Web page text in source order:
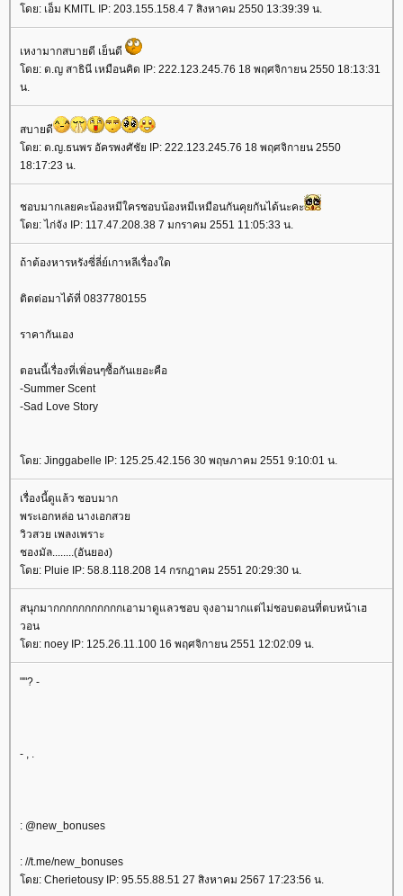
โดย: เอ็ม KMITL IP: 203.155.158.4 7 สิงหาคม 2550 13:39:39 น.
เหงามากสบายดี เย็นดี
โดย: ด.ญ สาธินี เหมือนคิด IP: 222.123.245.76 18 พฤศจิกายน 2550 18:13:31
น.
สบายดี
โดย: ด.ญ.ธนพร อัครพงศัชัย IP: 222.123.245.76 18 พฤศจิกายน 2550
18:17:23 น.
ชอบมากเลยคะน้องหมีใครชอบน้องหมีเหมือนกันคุยกันได้นะคะ
โดย: ไก่จัง IP: 117.47.208.38 7 มกราคม 2551 11:05:33 น.
ถ้าต้องหารหรังซี่ลี่ย์เกาหลีเรื่องใด
ติดต่อมาได้ที่ 0837780155
ราคากันเอง
ตอนนี้เรื่องที่เพิ่อนๆซื้อกันเยอะคือ
-Summer Scent
-Sad Love Story
โดย: Jinggabelle IP: 125.25.42.156 30 พฤษภาคม 2551 9:10:01 น.
เรื่องนี้ดูแล้ว ชอบมาก
พระเอกหล่อ นางเอกสวย
วิวสวย เพลงเพราะ
ชองมัล........(อันยอง)
โดย: Pluie IP: 58.8.118.208 14 กรกฎาคม 2551 20:29:30 น.
สนุกมากกกกกกกกกกกเอามาดูแลวชอบ จุงอามากแต่ไม่ชอบตอนที่ตบหน้าเฮ
วอน
โดย: noey IP: 125.26.11.100 16 พฤศจิกายน 2551 12:02:09 น.
""? -
- , .
: @new_bonuses
: //t.me/new_bonuses
โดย: Cherietousy IP: 95.55.88.51 27 สิงหาคม 2567 17:23:56 น.